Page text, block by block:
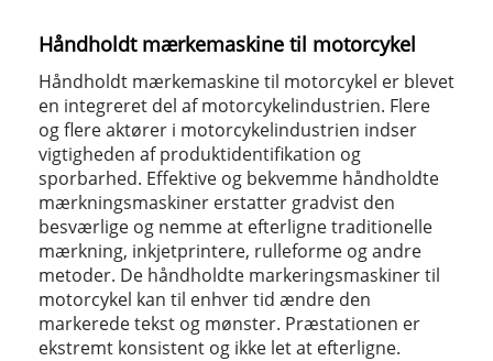
Håndholdt mærkemaskine til motorcykel
Håndholdt mærkemaskine til motorcykel er blevet
en integreret del af motorcykelindustrien. Flere
og flere aktører i motorcykelindustrien indser
vigtigheden af ​​produktidentifikation og
sporbarhed. Effektive og bekvemme håndholdte
mærkningsmaskiner erstatter gradvist den
besværlige og nemme at efterligne traditionelle
mærkning, inkjetprintere, rulleforme og andre
metoder. De håndholdte markeringsmaskiner til
motorcykel kan til enhver tid ændre den
markerede tekst og mønster. Præstationen er
ekstremt konsistent og ikke let at efterligne.